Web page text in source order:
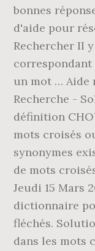
bonnes
d'aide pour
Rechercher Il
un mot … Aide
Recherche -
définition
mots croisés
synonymes
de mots
Jeudi 15 Mars
dictionnaire
fléchés.
dans les mots